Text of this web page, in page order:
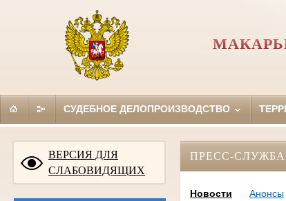
СУДЕБНОЕ ДЕЛОПРОИЗВОДСТВО
ВЕРСИЯ ДЛЯ
СЛАБОВИДЯЩИХ
ПРЕСС-СЛУЖБА
Новости Анонсы